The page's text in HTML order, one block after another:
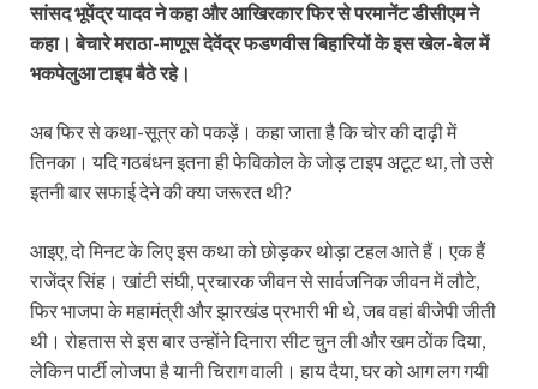
सांसद भूपेंद्र यादव ने कहा और आखिरकार फिर से परमानेंट डीसीएम ने
कहा। बेचारे मराठा-माणूस देवेंद्र फडणवीस बिहारियों के इस खेल-बेल में
भकपेलुआ टाइप बैठे रहे।
अब फिर से कथा-सूत्र को पकड़ें। कहा जाता है कि चोर की दाढ़ी में
तिनका। यदि गठबंधन इतना ही फेविकोल के जोड़ टाइप अटूट था, तो उसे
इतनी बार सफाई देने की क्या जरूरत थी?
आइए, दो मिनट के लिए इस कथा को छोड़कर थोड़ा टहल आते हैं। एक हैं
राजेंद्र सिंह। खांटी संघी, प्रचारक जीवन से सार्वजनिक जीवन में लौटे,
फिर भाजपा के महामंत्री और झारखंड प्रभारी भी थे, जब वहां बीजेपी जीती
थी। रोहतास से इस बार उन्होंने दिनारा सीट चुन ली और खम ठोंक दिया,
लेकिन पार्टी लोजपा है यानी चिराग वाली। हाय दैया, घर को आग लग गयी